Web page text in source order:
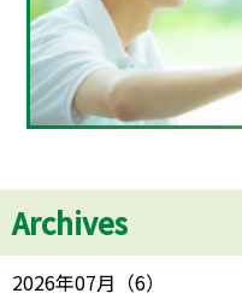
Archives
2026年07月 （6）